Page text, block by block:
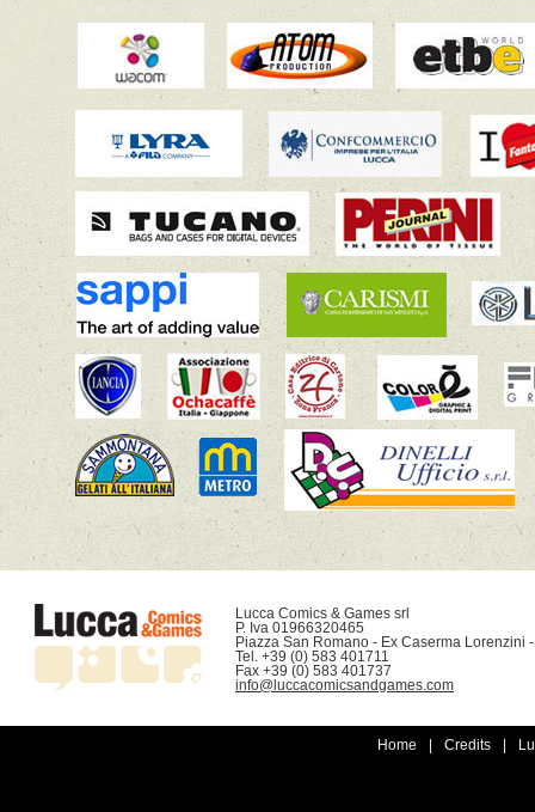
Lucca Comics & Games srl
P. Iva 01966320465
Piazza San Romano - Ex Caserma Lorenzini
Tel. +39 (0) 583 401711
info@luccacomicsandgames.com
Home Credits